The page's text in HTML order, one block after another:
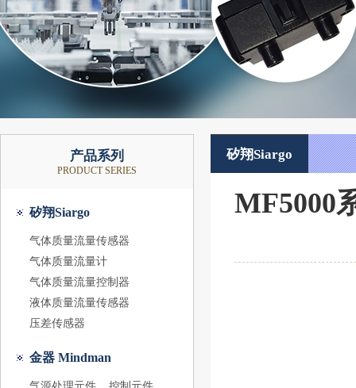
产品系列
PRODUCT SERIES
矽翔Siargo
气体质量流量传感器
气体质量流量计
气体质量流量控制器
液体质量流量传感器
压差传感器
金器 Mindman
矽翔Siargo
MF5000